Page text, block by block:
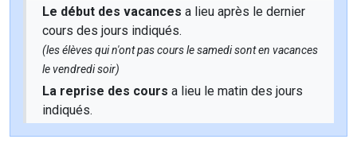
Le début des vacances a lieu après le dernier
cours des jours indiqués.
(les élèves qui n'ont pas cours le samedi sont en vacances
le vendredi soir)
La reprise des cours a lieu le matin des jours
indiqués.